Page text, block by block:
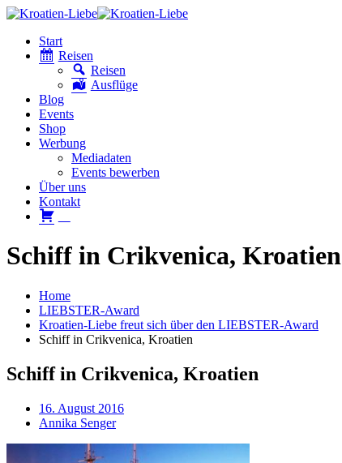
Start
Reisen
Reisen
Ausflüge
Blog
Events
Shop
Werbung
Mediadaten
Events bewerben
Über uns
Kontakt
Schiff in Crikvenica, Kroatien
Home
LIEBSTER-Award
Kroatien-Liebe freut sich über den LIEBSTER-Award
Schiff in Crikvenica, Kroatien
Schiff in Crikvenica, Kroatien
16. August 2016
Annika Senger